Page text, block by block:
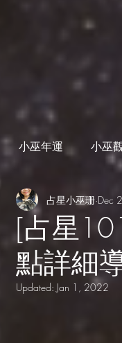
小巫年運 小巫
息 遊走在藝術
[占星
點詳細
占星小巫珊 Dec
Updated: Jan 1, 2022